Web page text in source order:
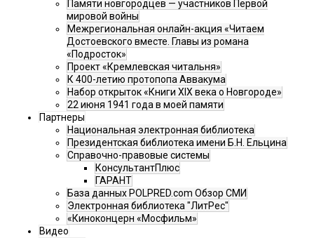
Памяти новгородцев — участников Первой
мировой войны
Межрегиональная онлайн-акция «Читаем
Достоевского вместе. Главы из романа
«Подросток»
Проект «Кремлевская читальня»
К 400-летию протопопа Аввакума
Набор открыток «Книги XIX века о Новгороде»
22 июня 1941 года в моей памяти
Партнеры
Национальная электронная библиотека
Президентская библиотека имени Б.Н. Ельцина
Справочно-правовые системы
КонсультантПлюс
ГАРАНТ
База данных POLPRED.com Обзор СМИ
Электронная библиотека "ЛитРес"
«Киноконцерн «Мосфильм»
Видео